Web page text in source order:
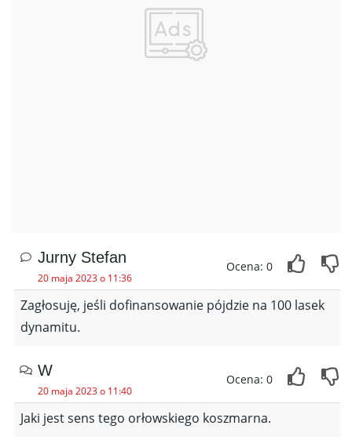
Jurny Stefan
20 maja 2023 o 11:36
Ocena: 0
Zagłosuję, jeśli dofinansowanie pójdzie na 100 lasek
dynamitu.
W
20 maja 2023 o 11:40
Ocena: 0
Jaki jest sens tego orłowskiego koszmarna.